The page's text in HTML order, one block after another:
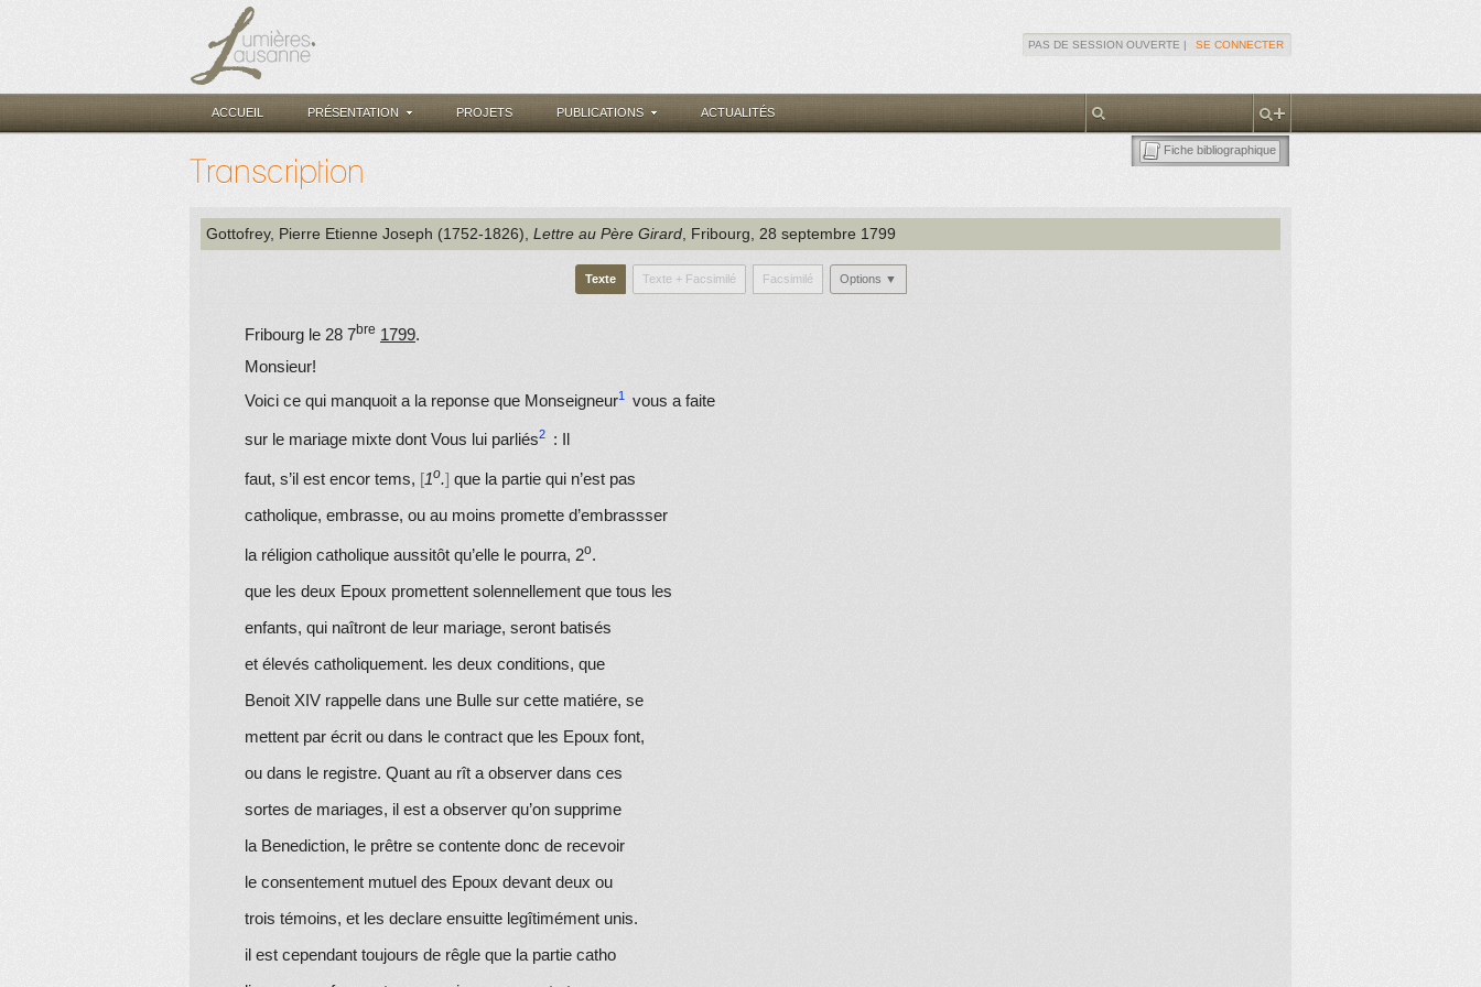
PAS DE SESSION OUVERTE | SE CONNECTER
ACCUEIL PRÉSENTATION PROJETS PUBLICATIONS ACTUALITÉS
Fiche bibliographique
Transcription
Gottofrey, Pierre Etienne Joseph (1752-1826) Lettre au Père Girard , Fribourg , 28 septembre 1799
Texte Texte + Facsimilé Facsimilé Options ▼
Fribourg le 28 7bre 1799.
Monsieur!
Voici ce qui manquoit a la reponse que Monseigneur vous a faite
sur le mariage mixte dont Vous lui parliés : Il
faut, s’il est encor tems, 1o. que la partie qui n’est pas
catholique, embrasse, ou au moins promette d’embrassser
la réligion catholique aussitôt qu’elle le pourra, 2o.
que les deux Epoux promettent solennellement que tous les
enfants, qui naîtront de leur mariage, seront batisés
et élevés catholiquement. les deux conditions, que
Benoit XIV rappelle dans une Bulle sur cette matiére, se
mettent par écrit ou dans le contract que les Epoux font,
ou dans le registre. Quant au rît a observer dans ces
sortes de mariages, il est a observer qu’on supprime
la Benediction, le prêtre se contente donc de recevoir
le consentement mutuel des Epoux devant deux ou
trois témoins, et les declare ensuitte legîtimément unis.
il est cependant toujours de rêgle que la partie catho